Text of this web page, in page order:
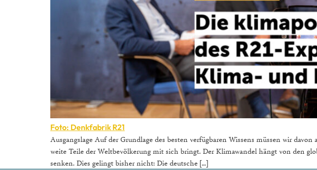
Foto: Denkfabrik R21
Ausgangslage Auf der Grundlage des besten verfügbaren Wissens müssen wir
weite Teile der Weltbevölkerung mit sich bringt. Der Klimawandel hängt von den
senken. Dies gelingt bisher nicht: Die deutsche […]